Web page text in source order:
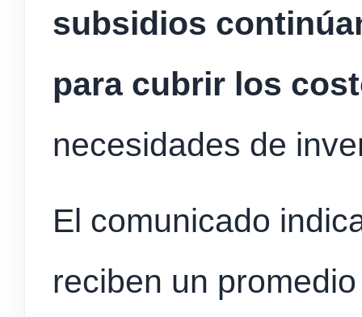
subsidios
para cubrir los
necesidades de
El comunicado
reciben un